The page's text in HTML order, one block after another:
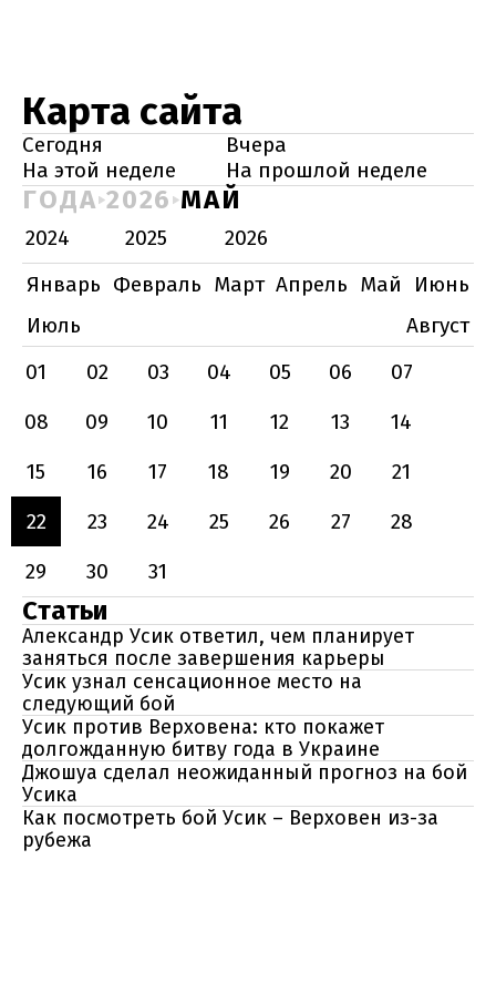
Карта сайта
Сегодня
Вчера
На этой неделе
На прошлой неделе
ГОДА 2026 МАЙ
2024 2025
2026
Январь Февраль Март Апрель Май
Июнь
Июль
Август
01
02 03 04 05 06
07
08
09 10 11 12 13
14
15
16 17 18 19 20
21
22
23 24 25 26 27
28
29
30 31
Статьи
Александр Усик ответил, чем планирует
заняться после завершения карьеры
Усик узнал сенсационное место на
следующий бой
Усик против Верховена: кто покажет
долгожданную битву года в Украине
Джошуа сделал неожиданный прогноз на бой
Усика
Как посмотреть бой Усик – Верховен из-за
рубежа